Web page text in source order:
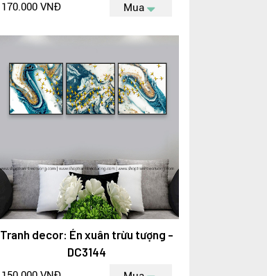
170.000 VNĐ Mua
Tranh decor: Én xuân trừu tượng -
DC3144